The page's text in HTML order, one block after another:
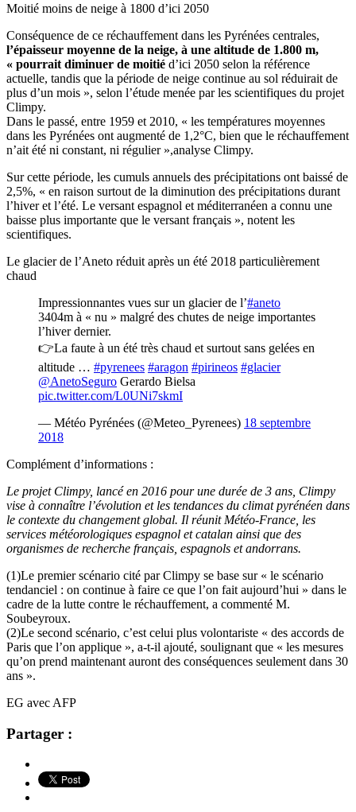
Moitié moins de neige à 1800 d’ici 2050
Conséquence de ce réchauffement dans les Pyrénées centrales,
l’épaisseur moyenne de la neige, à une altitude de 1.800 m,
« pourrait diminuer de moitié d’ici 2050 selon la référence
actuelle, tandis que la période de neige continue au sol réduirait de
plus d’un mois », selon l’étude menée par les scientifiques du projet
Climpy.
Dans le passé, entre 1959 et 2010, « les températures moyennes
dans les Pyrénées ont augmenté de 1,2°C, bien que le réchauffement
n’ait été ni constant, ni régulier »,analyse Climpy.
Sur cette période, les cumuls annuels des précipitations ont baissé de
2,5%, « en raison surtout de la diminution des précipitations durant
l’hiver et l’été. Le versant espagnol et méditerranéen a connu une
baisse plus importante que le versant français », notent les
scientifiques.
Le glacier de l’Aneto réduit après un été 2018 particulièrement
chaud
Impressionnantes vues sur un glacier de l’#aneto
3404m à « nu » malgré des chutes de neige importantes
l’hiver dernier.
👉La faute à un été très chaud et surtout sans gelées en
altitude … #pyrenees #aragon #pirineos #glacier
@AnetoSeguro Gerardo Bielsa
pic.twitter.com/L0UNi7skmI
— Météo Pyrénées (@Meteo_Pyrenees) 18 septembre
2018
Complément d’informations :
Le projet Climpy, lancé en 2016 pour une durée de 3 ans, Climpy
vise à connaître l’évolution et les tendances du climat pyrénéen dans
le contexte du changement global. Il réunit Météo-France, les
services météorologiques espagnol et catalan ainsi que des
organismes de recherche français, espagnols et andorrans.
(1)Le premier scénario cité par Climpy se base sur « le scénario
tendanciel : on continue à faire ce que l’on fait aujourd’hui » dans le
cadre de la lutte contre le réchauffement, a commenté M.
Soubeyroux.
(2)Le second scénario, c’est celui plus volontariste « des accords de
Paris que l’on applique », a-t-il ajouté, soulignant que « les mesures
qu’on prend maintenant auront des conséquences seulement dans 30
ans ».
EG avec AFP
Partager :